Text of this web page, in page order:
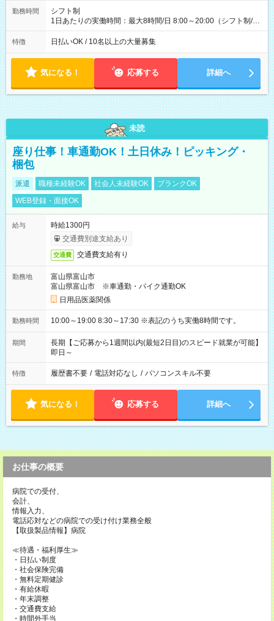
勤務時間
シフト制
1日あたりの実働時間：最大8時間/日 8:00～20:00（シフト制/実
働8時間） ※週5日勤務（場所次第では週4も有り） ※配達状況
によって時間外での勤務可能性有り ※案件により多少の前後あ
特徴 日払いOK / 10名以上の大量募集
気になる！ 応募する 詳細へ
未読
座り仕事！車通勤OK！土日休み！ピッキング・
梱包
派遣 職種未経験OK 社会人未経験OK
ブランクOK
WEB登録・面接OK
給与
時給1300円
交通費別途支給あり
交通費 交通費支給有り
勤務地
富山県富山市
富山県富山市 ※車通勤・バイク通勤OK
日用品医薬関係
勤務時間 10:00～19:00 8:30～17:30 ※表記のうち実働8時間です。
期間
長期【ご応募から1週間以内(最短2日目)のスピード就業が可能】
即日～
特徴 履歴書不要 / 電話対応なし / パソコンスキル不要
気になる！ 応募する 詳細へ
お仕事の概要
病院での受付、
会計、
情報入力、
電話応対などの病院での受け付け業務全般
【取扱製品情報】病院
≪待遇・福利厚生≫
・日払い制度
・社会保険完備
・無料定期健診
・有給休暇
・年末調整
・交通費支給
・時間外手当